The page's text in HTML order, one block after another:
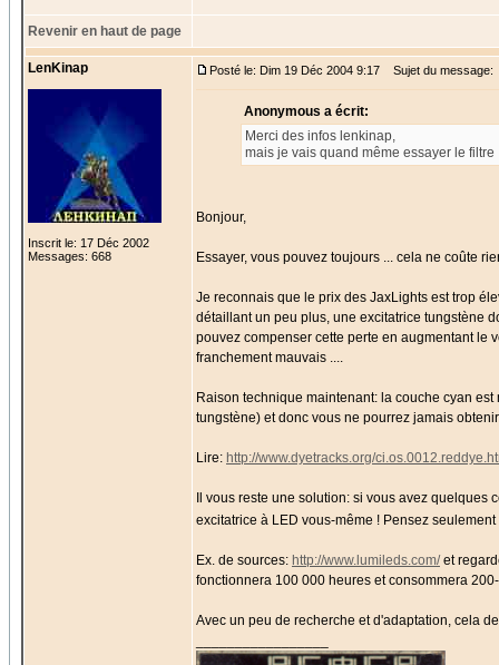
Revenir en haut de page
LenKinap
Inscrit le: 17 Déc 2002
Messages: 668
Posté le: Dim 19 Déc 2004 9:17 Sujet du message:
Anonymous a écrit:
Merci des infos lenkinap,
mais je vais quand même essayer le
Bonjour,
Essayer, vous pouvez toujours ... cela ne coûte
Je reconnais que le prix des JaxLights est trop
détaillant un peu plus, une excitatrice tungstène
pouvez compenser cette perte en augmentant le
franchement mauvais ....
Raison technique maintenant: la couche cyan
tungstène) et donc vous ne pourrez jamais
Lire: http://www.dyetracks.org/
Il vous reste une solution: si vous avez
excitatrice à LED vous-même ! Pensez
Ex. de sources: http://www.lumileds.com/et
fonctionnera 100 000 heures et consommera
Avec un peu de recherche et d'adaptation, cela